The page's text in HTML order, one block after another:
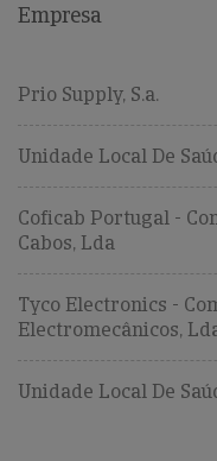
Empresa
Prio Supply, S.a.
Unidade Local De
Coficab Portugal -
Cabos, Lda
Tyco Electronics -
Electromecânicos,
Unidade Local De